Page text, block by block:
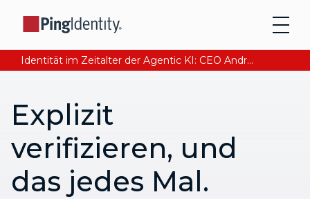
Identität im Zeitalter der Agentic KI: CEO Andre Durand über den Aufbau von digitalem Vertrauen
Explizit
verifizieren, und
das jedes Mal.